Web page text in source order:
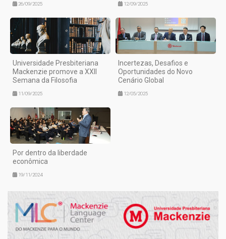
26/09/2025 12/09/2025
Universidade Presbiteriana
Mackenzie promove a XXII
Semana da Filosofia
11/09/2025
Incertezas, Desafios e
Oportunidades do Novo
Cenário Global
12/05/2025
Por dentro da liberdade
econômica
19/11/2024